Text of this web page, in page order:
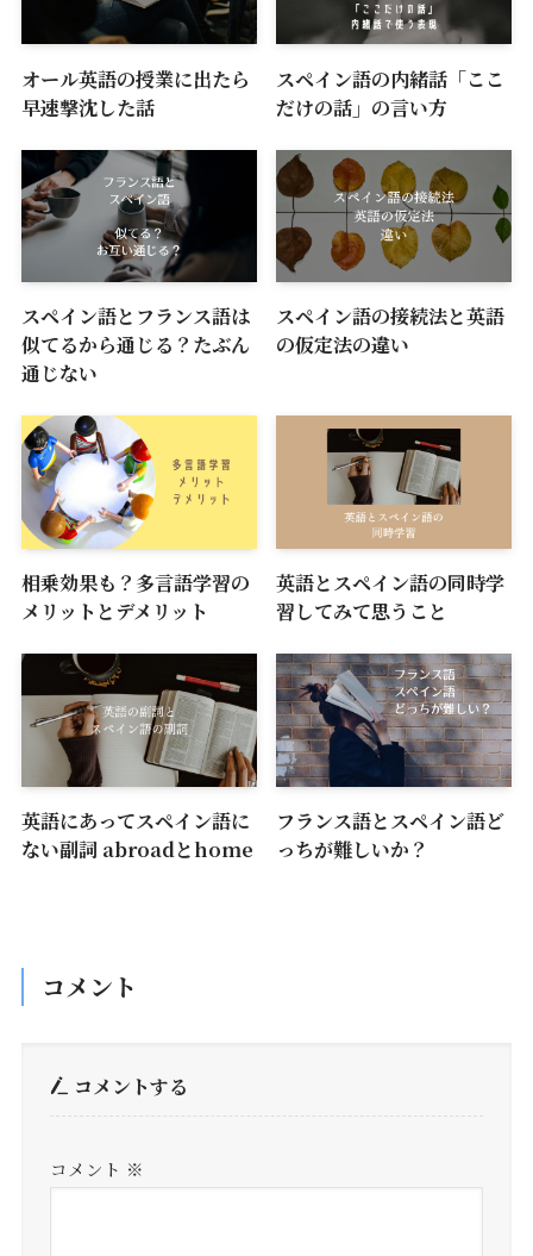
オール英語の授業に出たら
早速撃沈した話
スペイン語の内緒話「ここ
だけの話」の言い方
スペイン語とフランス語は
似てるから通じる？たぶん
通じない
スペイン語の接続法と英語
の仮定法の違い
相乗効果も？多言語学習の
メリットとデメリット
英語とスペイン語の同時学
習してみて思うこと
英語にあってスペイン語に
ない副詞 abroadとhome
フランス語とスペイン語ど
っちが難しいか？
コメント
コメントする
コメント ※